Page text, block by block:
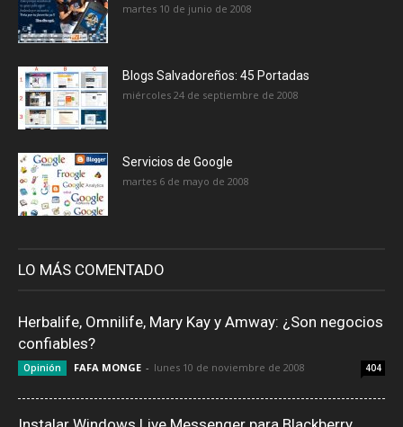
martes 10 de junio de 2008
Blogs Salvadoreños: 45 Portadas
miércoles 24 de septiembre de 2008
Servicios de Google
martes 6 de mayo de 2008
LO MÁS COMENTADO
Herbalife, Omnilife, Mary Kay y Amway: ¿Son negocios
confiables?
Opinión FAFA MONGE - lunes 10 de noviembre de 2008 404